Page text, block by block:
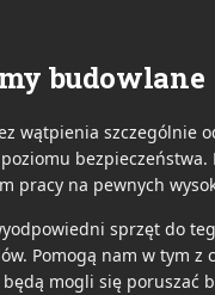
budowlane
wątpienia szczególnie
pracy na pewnych
sprzęt do
Pomogą nam w tym
mogli się poruszać